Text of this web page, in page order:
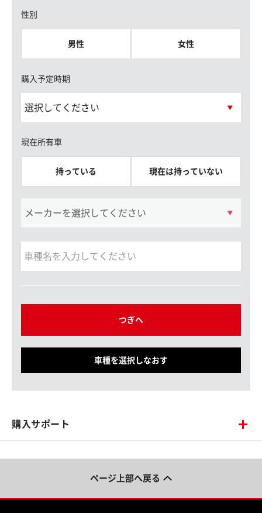
性別
男性 女性
購入予定時期
現在所有車
持っている 現在は持っていない
つぎへ
車種を選択しなおす
購入サポート
ページ上部へ戻る